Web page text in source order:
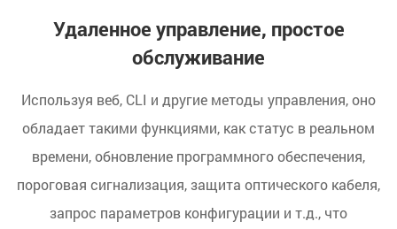
Удаленное управление, простое
обслуживание
Используя веб, CLI и другие методы управления, оно
обладает такими функциями, как статус в реальном
времени, обновление программного обеспечения,
пороговая сигнализация, защита оптического кабеля,
запрос параметров конфигурации и т.д., что